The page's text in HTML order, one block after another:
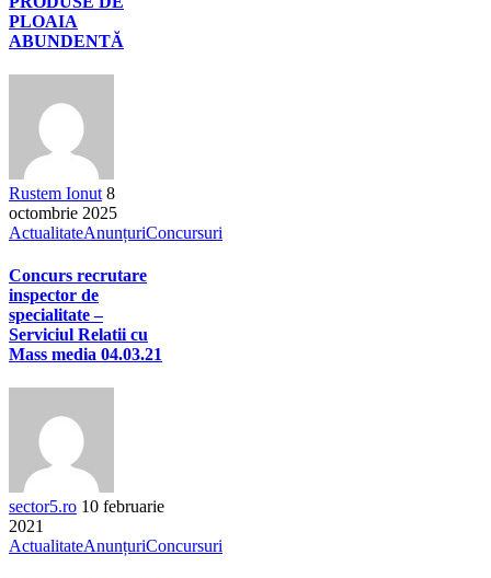
PLOAIA
ABUNDENTĂ
Rustem Ionut 8
octombrie 2025
ActualitateAnunțuriConcursuri
Concurs recrutare
inspector de
specialitate –
Serviciul Relatii cu
Mass media 04.03.21
sector5.ro 10 februarie
2021
ActualitateAnunțuriConcursuri